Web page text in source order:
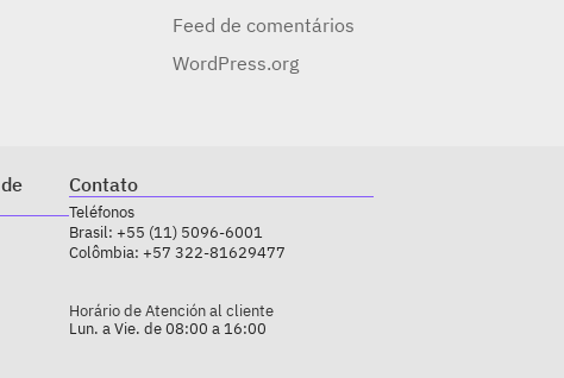
Feed de comentários
WordPress.org
Horário de Atención al cliente
Lun. a Vie. de 08:00 a 16:00
Contato
Teléfonos
Brasil: +55 (11) 5096-6001
Colômbia: +57 322-81629477